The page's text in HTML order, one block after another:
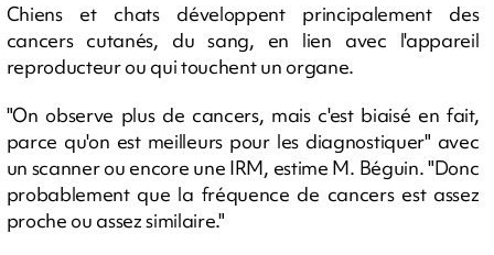
Chiens et chats développent principalement des
cancers cutanés, du sang, en lien avec l'appareil
reproducteur ou qui touchent un organe.
"On observe plus de cancers, mais c'est biaisé en fait,
parce qu'on est meilleurs pour les diagnostiquer" avec
un scanner ou encore une IRM, estime M. Béguin. "Donc
probablement que la fréquence de cancers est assez
proche ou assez similaire."